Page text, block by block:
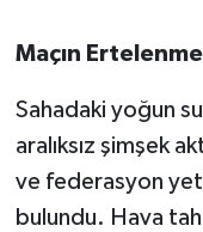
Maçın
Sahadaki yoğun
aralıksız şimşek
ve federasyon
bulundu. Hava
TEKNOLOJİ